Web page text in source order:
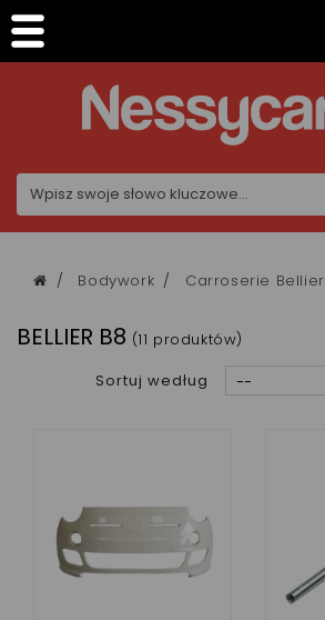
Bodywork Carroserie Bellier
BELLIER B8 (11 produktów)
Sortuj według
Panel zarządzania plikami cookies